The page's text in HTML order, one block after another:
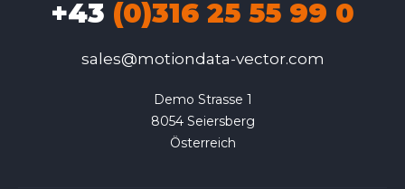
+43 (0)316 25 55 99 0
sales@motiondata-vector.com
Demo Strasse 1
8054 Seiersberg
Österreich